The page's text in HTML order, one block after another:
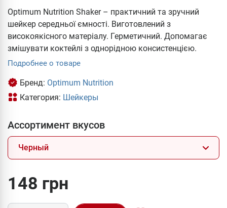
Optimum Nutrition Shaker – практичний та зручний
шейкер середньої ємності. Виготовлений з
високоякісного матеріалу. Герметичний. Допомагає
змішувати коктейлі з однорідною консистенцією.
Подробнее о товаре
Бренд: Optimum Nutrition
Категория: Шейкеры
Ассортимент вкусов
Черный
148 грн